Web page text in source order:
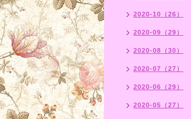
2020-10（26）
2020-09（29）
2020-08（30）
2020-07（27）
2020-06（29）
2020-05（27）